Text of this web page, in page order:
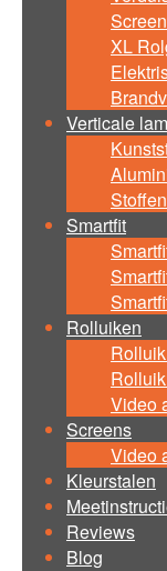
XL
Verticale
Smartfit
Rolluiken
Video
Screens
Video
Kleurstalen
Reviews
Blog